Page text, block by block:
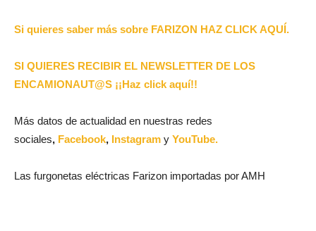
Si quieres saber más sobre FARIZON HAZ CLICK AQUÍ.
SI QUIERES RECIBIR EL NEWSLETTER DE LOS
ENCAMIONAUT@S ¡¡Haz click aquí!!
Más datos de actualidad en nuestras redes
sociales, Facebook, Instagram y YouTube.
Las furgonetas eléctricas Farizon importadas por AMH